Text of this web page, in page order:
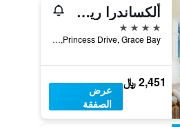
ألكساندرا ريزورت - عا امل جميع كلخدمات
4 نجوم
Princess Drive, Grace Bay, جزر تركس وكايكوس
2,451 ﷼
عرض
الصفقة